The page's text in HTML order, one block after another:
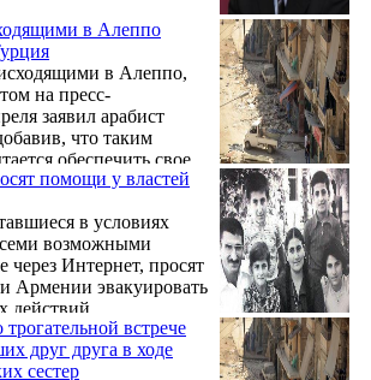
в Алеппо
в Алеппо,
на пресс-
заявил арабист
что таким
обеспечить свое
к Сирии
помощи у властей
в условиях
возможными
через Интернет, просят
Армении эвакуировать
действий.
встрече
друг друга в ходе
сестер